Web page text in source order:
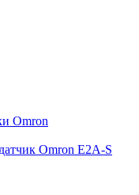
Omron
Omron E2A-S